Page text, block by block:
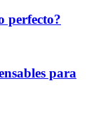
perfecto?
para